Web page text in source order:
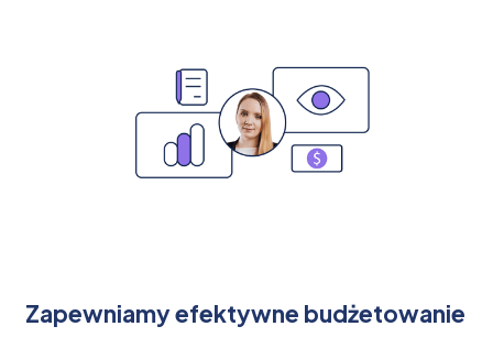
Zapewniamy efektywne budżetowanie